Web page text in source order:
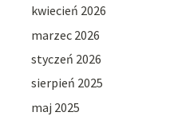
kwiecień 2026
marzec 2026
styczeń 2026
sierpień 2025
maj 2025